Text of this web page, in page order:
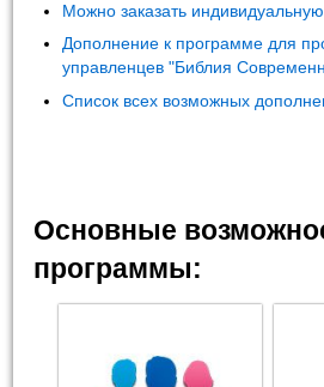
Можно заказать
Дополнение к программе для
управленцев "Библия
Список всех возможных
Основные
программы: